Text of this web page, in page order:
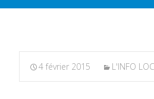
4 février 2015 L'INFO